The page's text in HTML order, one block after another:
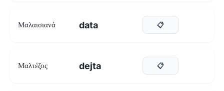
Μαλαισιανά data 📋
Μαλτέζος dejta 📋